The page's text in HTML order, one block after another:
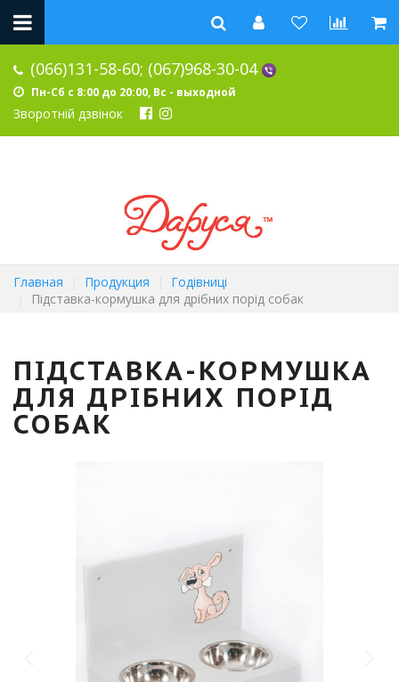
(066)131-58-60; (067)968-30-04
Пн-Сб с 8:00 до 20:00, Вс - выходной
Зворотній дзвінок
Главная Продукция
Годівниці
Підставка-кормушка для дрібних порід собак
ПІДСТАВКА-КОРМУШКА
ДЛЯ ДРІБНИХ ПОРІД
СОБАК